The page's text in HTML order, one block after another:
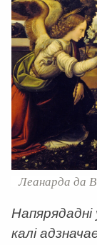
Леанарда да
калі